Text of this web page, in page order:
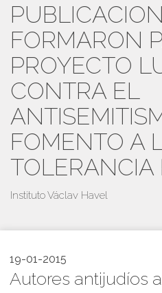
FORMARON
PROYECTO
CONTRA EL
FOMENTO A
TOLERANCIA
Instituto Václav Havel
19-01-2015
Autores antijudíos